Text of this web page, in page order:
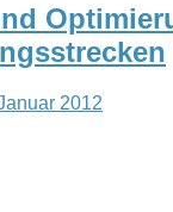
2012